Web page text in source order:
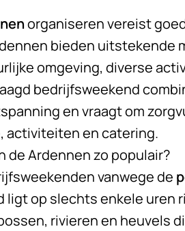
organiseren vereist
bieden uitstekende
omgeving, diverse
bedrijfsweekend
en vraagt om
activiteiten en catering.
de Ardennen zo populair?
vanwege de
ligt op slechts enkele uren
rivieren en heuvels